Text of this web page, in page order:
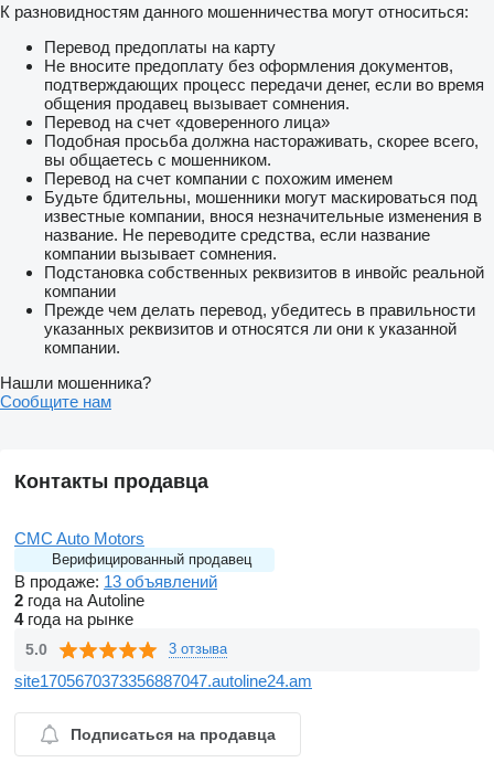
К разновидностям данного мошенничества могут относиться:
Перевод предоплаты на карту
Не вносите предоплату без оформления документов,
подтверждающих процесс передачи денег, если во время
общения продавец вызывает сомнения.
Перевод на счет «доверенного лица»
Подобная просьба должна настораживать, скорее всего,
вы общаетесь с мошенником.
Перевод на счет компании с похожим именем
Будьте бдительны, мошенники могут маскироваться под
известные компании, внося незначительные изменения в
название. Не переводите средства, если название
компании вызывает сомнения.
Подстановка собственных реквизитов в инвойс реальной
компании
Прежде чем делать перевод, убедитесь в правильности
указанных реквизитов и относятся ли они к указанной
компании.
Нашли мошенника?
Сообщите нам
Контакты продавца
CMC Auto Motors
Верифицированный продавец
В продаже: 13 объявлений
2 года на Autoline
4года на рынке
5.0 3 отзыва
site1705670373356887047.autoline24.am
Подписаться на продавца